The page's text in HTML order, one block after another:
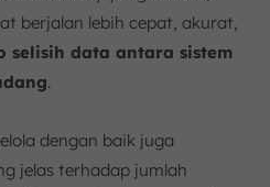
berjalan lebih cepat, akurat,
selisih data antara sistem
.
dengan baik juga
jelas terhadap jumlah